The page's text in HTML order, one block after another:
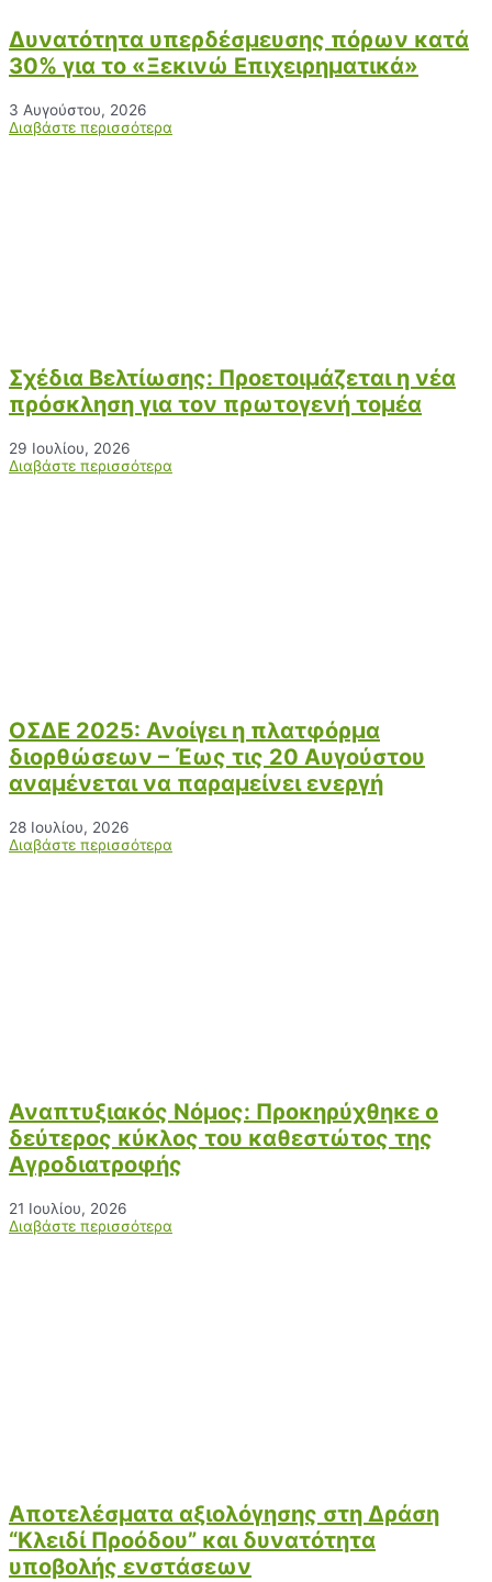
Δυνατότητα υπερδέσμευσης πόρων κατά
30% για το «Ξεκινώ Επιχειρηματικά»
3 Αυγούστου, 2026
Διαβάστε περισσότερα
Σχέδια Βελτίωσης: Προετοιμάζεται η νέα
πρόσκληση για τον πρωτογενή τομέα
29 Ιουλίου, 2026
Διαβάστε περισσότερα
ΟΣΔΕ 2025: Ανοίγει η πλατφόρμα
διορθώσεων – Έως τις 20 Αυγούστου
αναμένεται να παραμείνει ενεργή
28 Ιουλίου, 2026
Διαβάστε περισσότερα
Αναπτυξιακός Νόμος: Προκηρύχθηκε ο
δεύτερος κύκλος του καθεστώτος της
Αγροδιατροφής
21 Ιουλίου, 2026
Διαβάστε περισσότερα
Αποτελέσματα αξιολόγησης στη Δράση
“Κλειδί Προόδου” και δυνατότητα
υποβολής ενστάσεων